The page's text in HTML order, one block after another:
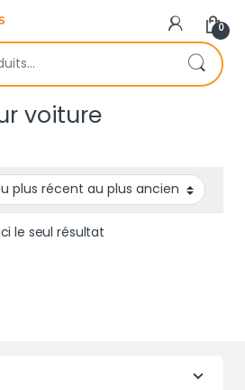
0
voiture
le seul résultat